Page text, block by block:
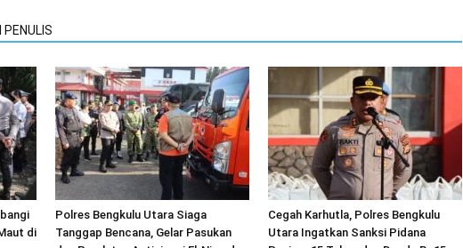
PENULIS
di
Polres Bengkulu Utara Siaga
Tanggap Bencana, Gelar Pasukan
Cegah Karhutla, Polres Bengkulu
Utara Ingatkan Sanksi Pidana